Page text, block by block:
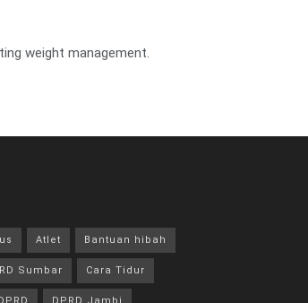
weight management.
Atlet Bantuan hibah
Sumbar Cara Tidur
DPRD Jambi